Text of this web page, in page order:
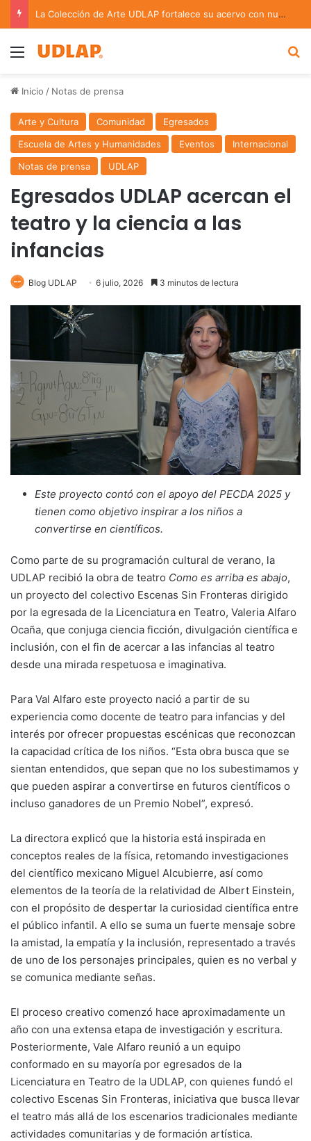
La Colección de Arte UDLAP fortalece su acervo con nuevas obras de artistas emergentes y consolidados
Menu
Inicio / Notas de prensa
Arte y Cultura Comunidad
Egresados
Escuela de Artes y Humanidades
Eventos
Internacional
Notas de prensa
UDLAP
Egresados UDLAP acercan el
teatro y la ciencia a las
infancias
Blog UDLAP 6 julio, 2026 3 minutos de lectura
Este proyecto contó con el apoyo del PECDA 2025 y
tienen como objetivo inspirar a los niños a
convertirse en científicos.
Como parte de su programación cultural de verano, la
UDLAP recibió la obra de teatro Como es arriba es abajo,
un proyecto del colectivo Escenas Sin Fronteras dirigido
por la egresada de la Licenciatura en Teatro, Valeria Alfaro
Ocaña, que conjuga ciencia ficción, divulgación científica e
inclusión, con el fin de acercar a las infancias al teatro
desde una mirada respetuosa e imaginativa.
Para Val Alfaro este proyecto nació a partir de su
experiencia como docente de teatro para infancias y del
interés por ofrecer propuestas escénicas que reconozcan
la capacidad crítica de los niños. “Esta obra busca que se
sientan entendidos, que sepan que no los subestimamos y
que pueden aspirar a convertirse en futuros científicos o
incluso ganadores de un Premio Nobel”, expresó.
La directora explicó que la historia está inspirada en
conceptos reales de la física, retomando investigaciones
del científico mexicano Miguel Alcubierre, así como
elementos de la teoría de la relatividad de Albert Einstein,
con el propósito de despertar la curiosidad científica entre
el público infantil. A ello se suma un fuerte mensaje sobre
la amistad, la empatía y la inclusión, representado a través
de uno de los personajes principales, quien es no verbal y
se comunica mediante señas.
El proceso creativo comenzó hace aproximadamente un
año con una extensa etapa de investigación y escritura.
Posteriormente, Vale Alfaro reunió a un equipo
conformado en su mayoría por egresados de la
Licenciatura en Teatro de la UDLAP, con quienes fundó el
colectivo Escenas Sin Fronteras, iniciativa que busca llevar
el teatro más allá de los escenarios tradicionales mediante
actividades comunitarias y de formación artística.